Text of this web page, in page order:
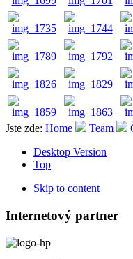
Jste zde: Home Team
Desktop Version
Top
Skip to content
Internetový partner